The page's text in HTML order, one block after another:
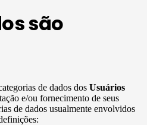
são
de dados dos Usuários
e/ou fornecimento de seus
de dados usualmente envolvidos